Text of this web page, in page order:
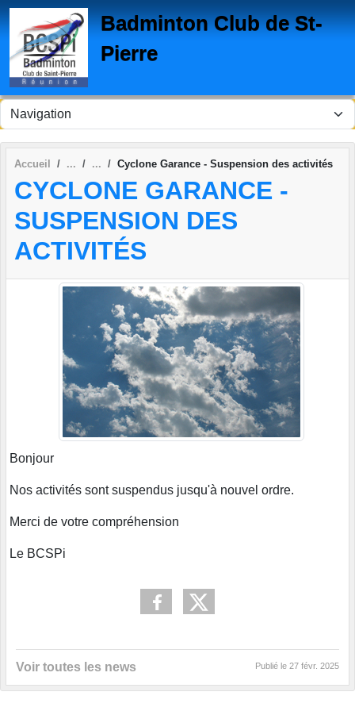
Badminton Club de St-
Pierre
Accueil Cyclone Garance - Suspension des activités
CYCLONE GARANCE -
SUSPENSION DES
ACTIVITÉS
Bonjour
Nos activités sont suspendus jusqu'à nouvel ordre.
Merci de votre compréhension
Le BCSPi
Voir toutes les news Publié le 27 févr. 2025
Panneau de gestion des cookies